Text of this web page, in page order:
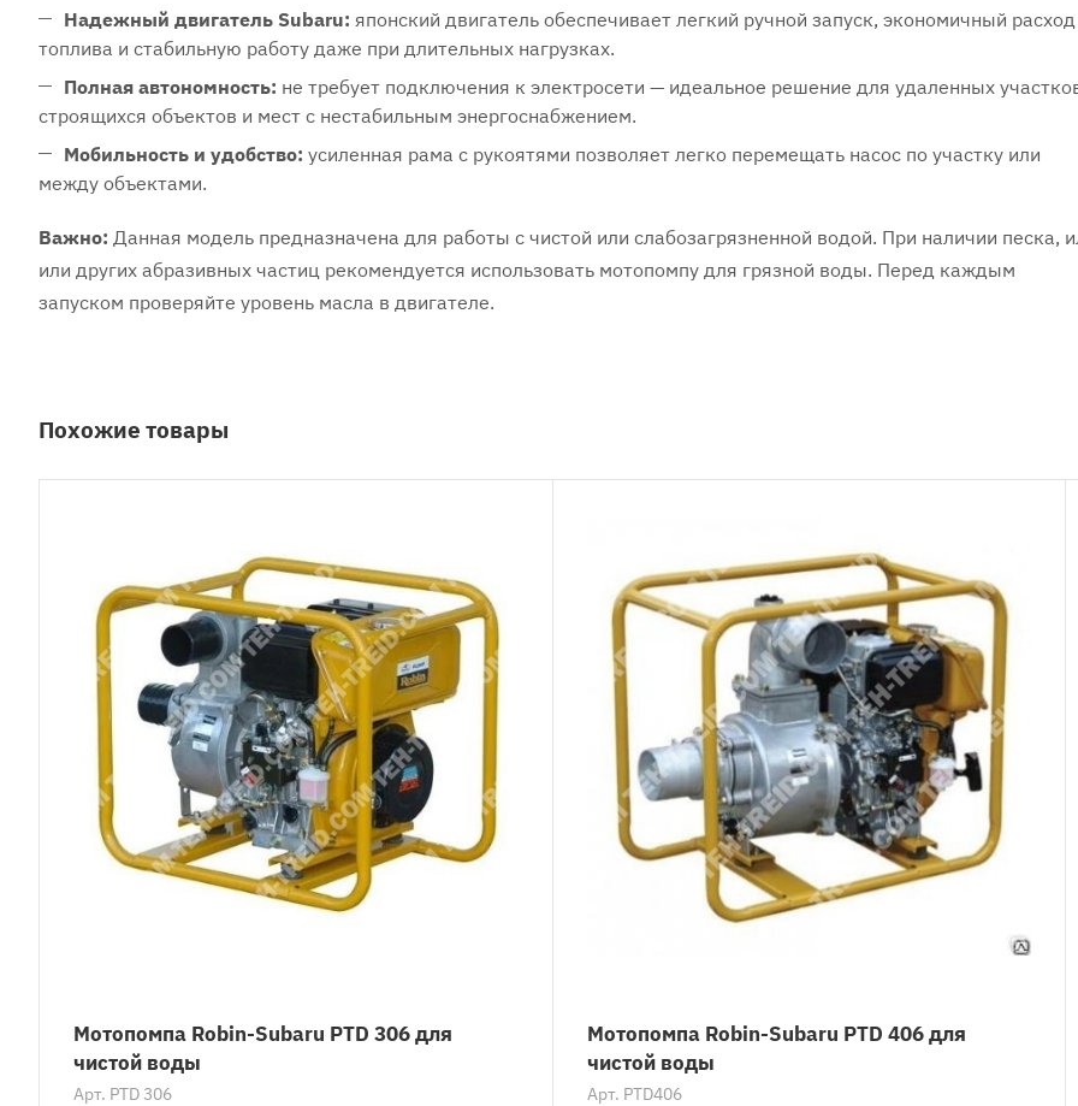
Надежный двигатель Subaru: японский двигатель обеспечивает легкий ручной запуск, экономичный расход
топлива и стабильную работу даже при длительных нагрузках.
Полная автономность: не требует подключения к электросети — идеальное решение для удаленных
строящихся объектов и мест с нестабильным энергоснабжением.
Мобильность и удобство: усиленная рама с рукоятями позволяет легко перемещать насос по участку или
между объектами.
Важно: Данная модель предназначена для работы с чистой или слабозагрязненной водой. При наличии песка,
или других абразивных частиц рекомендуется использовать мотопомпу для грязной воды. Перед каждым
запуском проверяйте уровень масла в двигателе.
Похожие товары
Мотопомпа Robin-Subaru PTD 306 для
чистой воды
Арт. PTD 306
Мотопомпа Robin-Subaru PTD 406 для
чистой воды
Арт. PTD406